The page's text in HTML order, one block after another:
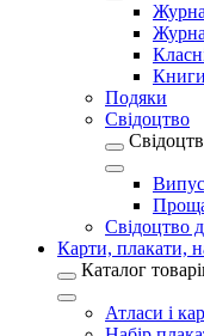
Подяки
Свідоцтво
Свідоцтво
Карти, плакати,
Каталог
Атласи і